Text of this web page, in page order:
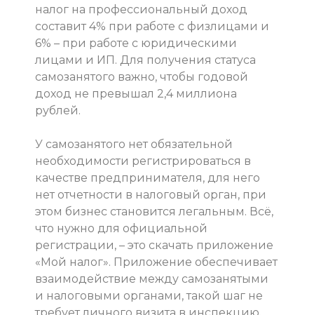
налог на профессиональный доход
составит 4% при работе с физлицами и
6% – при работе с юридическими
лицами и ИП. Для получения статуса
самозанятого важно, чтобы годовой
доход не превышал 2,4 миллиона
рублей.
У самозанятого нет обязательной
необходимости регистрироваться в
качестве предпринимателя, для него
нет отчетности в налоговый орган, при
этом бизнес становится легальным. Всё,
что нужно для официальной
регистрации, – это скачать приложение
«Мой налог». Приложение обеспечивает
взаимодействие между самозанятыми
и налоговыми органами, такой шаг не